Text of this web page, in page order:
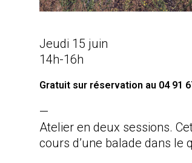
Jeudi 15 juin
14h-16h
Gratuit sur réservation au 04 91
—
Atelier en deux sessions.
cours d’une balade dans